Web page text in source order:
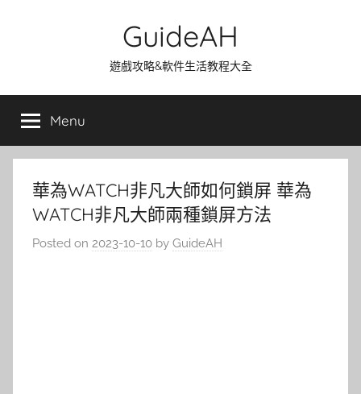
GuideAH
遊戲攻略&軟件生活教程大全
Menu
華為WATCH非凡大師如何鎖屏 華為
WATCH非凡大師兩種鎖屏方法
Posted on 2023-10-10 by GuideAH